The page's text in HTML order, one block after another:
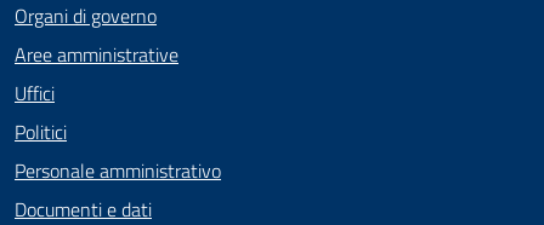
Organi di governo
Aree amministrative
Uffici
Politici
Personale amministrativo
Documenti e dati